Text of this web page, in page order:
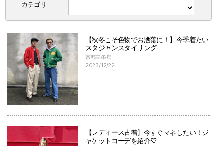
カテゴリ
【秋冬こそ色物でお洒落に！】今季着たい
スタジャンスタイリング
京都三条店
2023/12/22
【レディース古着】今すぐマネしたい！ジ
ャケットコーデを紹介♡